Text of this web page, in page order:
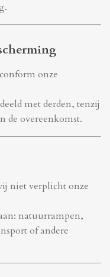
onze
met derden, tenzij
de overeenkomst.
niet verplicht onze
natuurrampen,
of andere